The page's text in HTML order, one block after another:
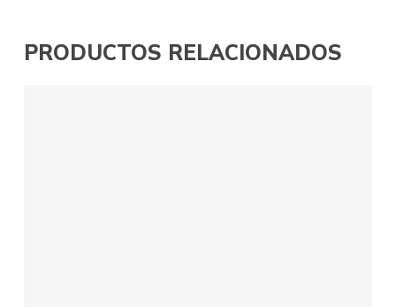
PRODUCTOS RELACIONADOS